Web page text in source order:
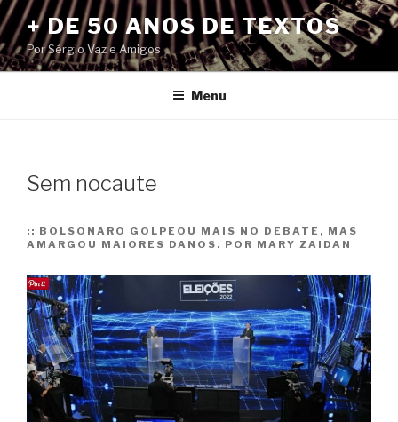
Pular
para
o
conteúdo
+ DE 50 ANOS DE TEXTOS
Por Sérgio Vaz e Amigos
Menu
Sem nocaute
:: BOLSONARO GOLPEOU MAIS NO DEBATE, MAS
AMARGOU MAIORES DANOS. POR MARY ZAIDAN